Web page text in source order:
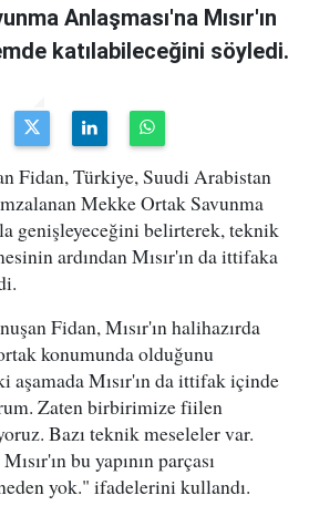
Anlaşması'na Mısır'ın
katılabileceğini söyledi.
Fidan, Türkiye, Suudi Arabistan
Mekke Ortak Savunma
genişleyeceğini belirterek, teknik
ardından Mısır'ın da ittifaka
Fidan, Mısır'ın halihazırda
konumunda olduğunu
Mısır'ın da ittifak içinde
Zaten birbirimize fiilen
Bazı teknik meseleler var.
bu yapının parçası
yok." ifadelerini kullandı.